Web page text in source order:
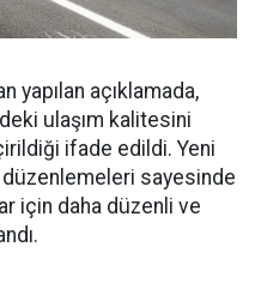
yapılan açıklamada,
ulaşım kalitesini
ifade edildi. Yeni
sayesinde
için daha düzenli ve